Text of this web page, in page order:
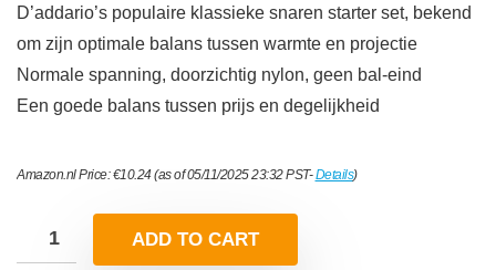
D’addario’s populaire klassieke snaren starter set, bekend
om zijn optimale balans tussen warmte en projectie
Normale spanning, doorzichtig nylon, geen bal-eind
Een goede balans tussen prijs en degelijkheid
Amazon.nl Price:€10.24(as of 05/11/2025 23:32 PST-Details)
ADD TO CART